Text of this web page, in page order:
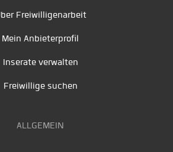
Freiwilligenarbeit
Mein Anbieterprofil
Inserate verwalten
Freiwillige suchen
ALLGEMEIN